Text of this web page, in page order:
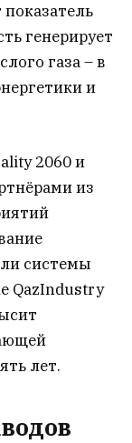
генерирует
газа – в
и
2060 и
из
системы
QazIndustry
лет.